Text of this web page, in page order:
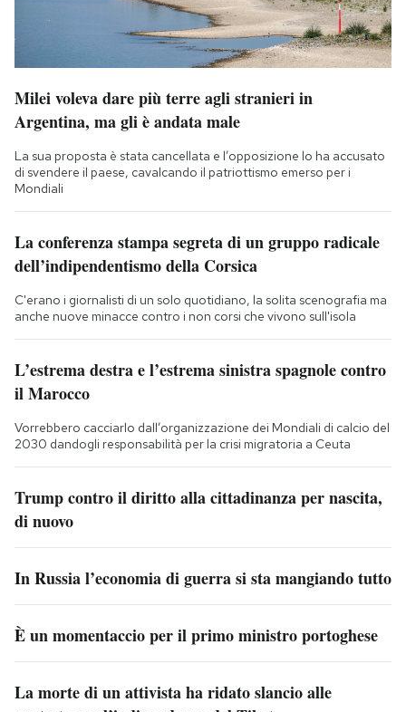
Milei voleva dare più terre agli stranieri in
Argentina, ma gli è andata male
La sua proposta è stata cancellata e l’opposizione lo ha accusato
di svendere il paese, cavalcando il patriottismo emerso per i
Mondiali
La conferenza stampa segreta di un gruppo radicale
dell’indipendentismo della Corsica
C'erano i giornalisti di un solo quotidiano, la solita scenografia ma
anche nuove minacce contro i non corsi che vivono sull'isola
L’estrema destra e l’estrema sinistra spagnole contro
il Marocco
Vorrebbero cacciarlo dall’organizzazione dei Mondiali di calcio del
2030 dandogli responsabilità per la crisi migratoria a Ceuta
Trump contro il diritto alla cittadinanza per nascita,
di nuovo
In Russia l’economia di guerra si sta mangiando tutto
È un momentaccio per il primo ministro portoghese
La morte di un attivista ha ridato slancio alle